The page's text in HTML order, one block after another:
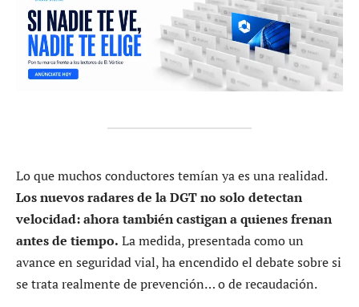
Lo que muchos conductores temían ya es una realidad.
Los nuevos radares de la DGT no solo detectan
velocidad: ahora también castigan a quienes frenan
antes de tiempo. La medida, presentada como un
avance en seguridad vial, ha encendido el debate sobre si
se trata realmente de prevención… o de recaudación.